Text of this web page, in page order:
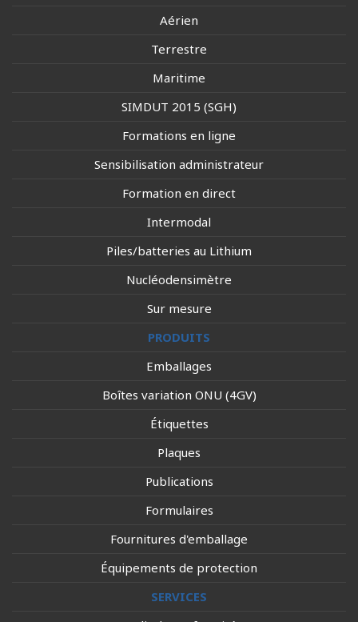
Aérien
Terrestre
Maritime
SIMDUT 2015 (SGH)
Formations en ligne
Sensibilisation administrateur
Formation en direct
Intermodal
Piles/batteries au Lithium
Nucléodensimètre
Sur mesure
PRODUITS
Emballages
Boîtes variation ONU (4GV)
Étiquettes
Plaques
Publications
Formulaires
Fournitures d'emballage
Équipements de protection
SERVICES